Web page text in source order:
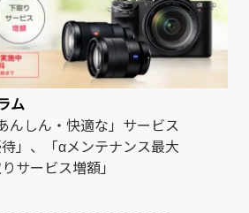
ム
んしん・快適な」サービス
待」、「αメンテナンス最大
サービス増額」